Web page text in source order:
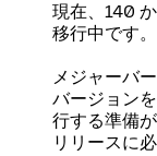
現在、140
移行中です。
メジャーバ
バージョン
行する準備
リリースに